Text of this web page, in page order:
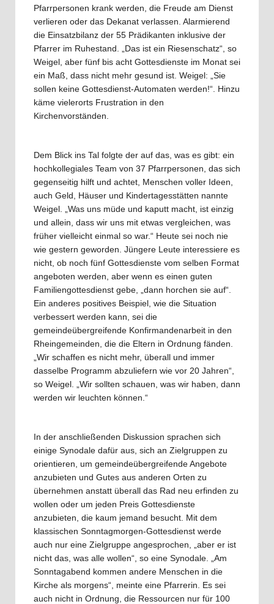
Pfarrpersonen krank werden, die Freude am Dienst
verlieren oder das Dekanat verlassen. Alarmierend
die Einsatzbilanz der 55 Prädikanten inklusive der
Pfarrer im Ruhestand. „Das ist ein Riesenschatz“, so
Weigel, aber fünf bis acht Gottesdienste im Monat sei
ein Maß, dass nicht mehr gesund ist. Weigel: „Sie
sollen keine Gottesdienst-Automaten werden!“. Hinzu
käme vielerorts Frustration in den
Kirchenvorständen.
Dem Blick ins Tal folgte der auf das, was es gibt: ein
hochkollegiales Team von 37 Pfarrpersonen, das sich
gegenseitig hilft und achtet, Menschen voller Ideen,
auch Geld, Häuser und Kindertagesstätten nannte
Weigel. „Was uns müde und kaputt macht, ist einzig
und allein, dass wir uns mit etwas vergleichen, was
früher vielleicht einmal so war.“ Heute sei noch nie
wie gestern geworden. Jüngere Leute interessiere es
nicht, ob noch fünf Gottesdienste vom selben Format
angeboten werden, aber wenn es einen guten
Familiengottesdienst gebe, „dann horchen sie auf“.
Ein anderes positives Beispiel, wie die Situation
verbessert werden kann, sei die
gemeindeübergreifende Konfirmandenarbeit in den
Rheingemeinden, die die Eltern in Ordnung fänden.
„Wir schaffen es nicht mehr, überall und immer
dasselbe Programm abzuliefern wie vor 20 Jahren“,
so Weigel. „Wir sollten schauen, was wir haben, dann
werden wir leuchten können.“
In der anschließenden Diskussion sprachen sich
einige Synodale dafür aus, sich an Zielgruppen zu
orientieren, um gemeindeübergreifende Angebote
anzubieten und Gutes aus anderen Orten zu
übernehmen anstatt überall das Rad neu erfinden zu
wollen oder um jeden Preis Gottesdienste
anzubieten, die kaum jemand besucht. Mit dem
klassischen Sonntagmorgen-Gottesdienst werde
auch nur eine Zielgruppe angesprochen, „aber er ist
nicht das, was alle wollen“, so eine Synodale. „Am
Sonntagabend kommen andere Menschen in die
Kirche als morgens“, meinte eine Pfarrerin. Es sei
auch nicht in Ordnung, die Ressourcen nur für 100